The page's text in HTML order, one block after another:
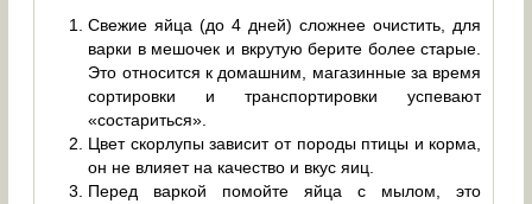
Свежие яйца (до 4 дней) сложнее очистить, для
варки в мешочек и вкрутую берите более старые.
Это относится к домашним, магазинные за время
сортировки и транспортировки успевают
«состариться».
Цвет скорлупы зависит от породы птицы и корма,
он не влияет на качество и вкус яиц.
Перед варкой помойте яйца с мылом, это